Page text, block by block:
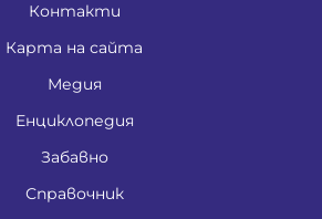
Контакти
Карта на сайта
Медия
Енциклопедия
Забавно
Справочник